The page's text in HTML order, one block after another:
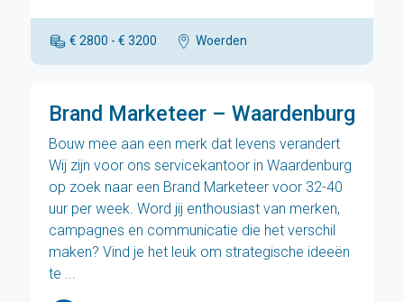
€ 2800 - € 3200 Woerden
Brand Marketeer – Waardenburg
Bouw mee aan een merk dat levens verandert
Wij zijn voor ons servicekantoor in Waardenburg
op zoek naar een Brand Marketeer voor 32-40
uur per week. Word jij enthousiast van merken,
campagnes en communicatie die het verschil
maken? Vind je het leuk om strategische ideeën
te ...